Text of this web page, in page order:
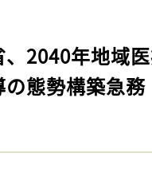
、2040年地域
態勢構築急務